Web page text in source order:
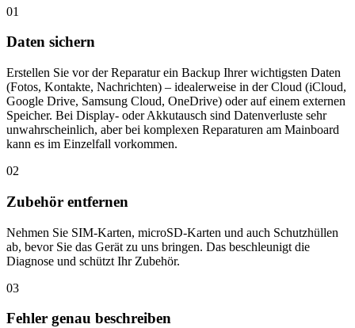
01
Daten sichern
Erstellen Sie vor der Reparatur ein Backup Ihrer wichtigsten Daten
(Fotos, Kontakte, Nachrichten) – idealerweise in der Cloud (iCloud,
Google Drive, Samsung Cloud, OneDrive) oder auf einem externen
Speicher. Bei Display- oder Akkutausch sind Datenverluste sehr
unwahrscheinlich, aber bei komplexen Reparaturen am Mainboard
kann es im Einzelfall vorkommen.
02
Zubehör entfernen
Nehmen Sie SIM-Karten, microSD-Karten und auch Schutzhüllen
ab, bevor Sie das Gerät zu uns bringen. Das beschleunigt die
Diagnose und schützt Ihr Zubehör.
03
Fehler genau beschreiben